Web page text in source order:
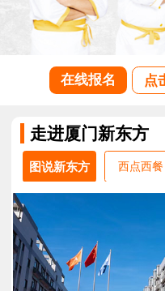
在线报名 点
走进厦门新东方
图说新东方 西点西餐